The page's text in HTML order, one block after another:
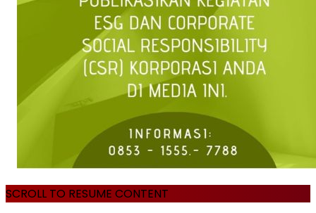
SCROLL TO RESUME CONTENT